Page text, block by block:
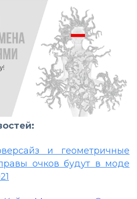
и геометричные
очков будут в моде